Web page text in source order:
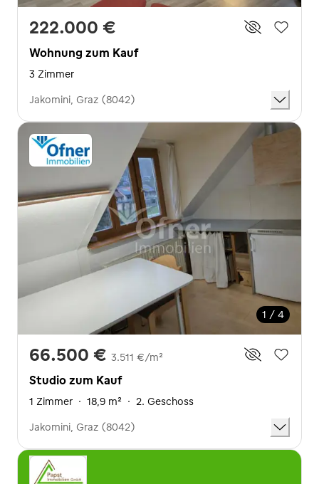
222.000 €
Wohnung zum Kauf
3 Zimmer
Jakomini, Graz (8042)
1 / 4
66.500 € 3.511 €/m²
Studio zum Kauf
1 Zimmer · 18,9 m² · 2. Geschoss
Jakomini, Graz (8042)